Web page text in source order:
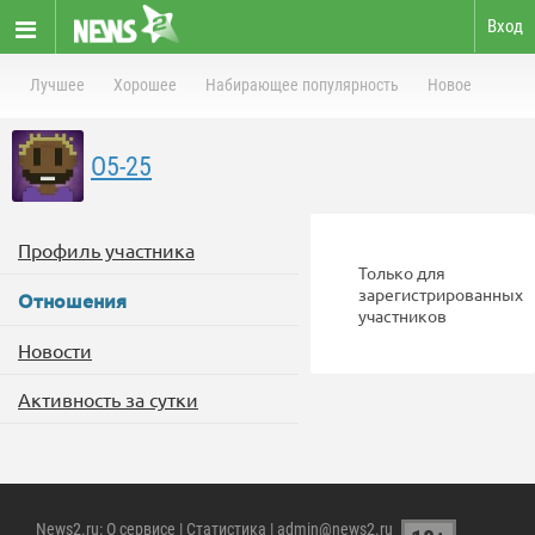
Вход
Лучшее Хорошее Набирающее популярность Новое
O5-25
Профиль участника
Отношения
Новости
Активность за сутки
Только для
зарегистрированных
участников
News2.ru: О сервисе | Статистика | admin@news2.ru